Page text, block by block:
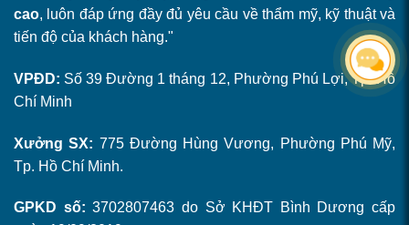
cao, luôn đáp ứng đầy đủ yêu cầu về thẩm mỹ, kỹ thuật và
tiến độ của khách hàng."
VPĐD: Số 39 Đường 1 tháng 12, Phường Phú Lợi, Tp. Hồ
Chí Minh
Xưởng SX: 775 Đường Hùng Vương, Phường Phú Mỹ,
Tp. Hồ Chí Minh.
GPKD số: 3702807463 do Sở KHĐT Bình Dương cấp